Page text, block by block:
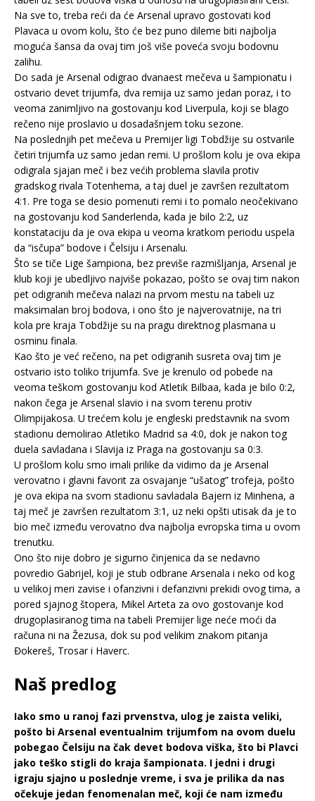
Na sve to, treba reći da će Arsenal upravo gostovati kod
Plavaca u ovom kolu, što će bez puno dileme biti najbolja
moguća šansa da ovaj tim još više poveća svoju bodovnu
zalihu.
Do sada je Arsenal odigrao dvanaest mečeva u šampionatu i
ostvario devet trijumfa, dva remija uz samo jedan poraz, i to
veoma zanimljivo na gostovanju kod Liverpula, koji se blago
rečeno nije proslavio u dosadašnjem toku sezone.
Na poslednjih pet mečeva u Premijer ligi Tobdžije su ostvarile
četiri trijumfa uz samo jedan remi. U prošlom kolu je ova ekipa
odigrala sjajan meč i bez većih problema slavila protiv
gradskog rivala Totenhema, a taj duel je završen rezultatom
4:1. Pre toga se desio pomenuti remi i to pomalo neočekivano
na gostovanju kod Sanderlenda, kada je bilo 2:2, uz
konstataciju da je ova ekipa u veoma kratkom periodu uspela
da “isčupa” bodove i Čelsiju i Arsenalu.
Što se tiče Lige šampiona, bez previše razmišljanja, Arsenal je
klub koji je ubedljivo najviše pokazao, pošto se ovaj tim nakon
pet odigranih mečeva nalazi na prvom mestu na tabeli uz
maksimalan broj bodova, i ono što je najverovatnije, na tri
kola pre kraja Tobdžije su na pragu direktnog plasmana u
osminu finala.
Kao što je već rečeno, na pet odigranih susreta ovaj tim je
ostvario isto toliko trijumfa. Sve je krenulo od pobede na
veoma teškom gostovanju kod Atletik Bilbaa, kada je bilo 0:2,
nakon čega je Arsenal slavio i na svom terenu protiv
Olimpijakosa. U trećem kolu je engleski predstavnik na svom
stadionu demolirao Atletiko Madrid sa 4:0, dok je nakon tog
duela savladana i Slavija iz Praga na gostovanju sa 0:3.
U prošlom kolu smo imali prilike da vidimo da je Arsenal
verovatno i glavni favorit za osvajanje “ušatog” trofeja, pošto
je ova ekipa na svom stadionu savladala Bajern iz Minhena, a
taj meč je završen rezultatom 3:1, uz neki opšti utisak da je to
bio meč između verovatno dva najbolja evropska tima u ovom
trenutku.
Ono što nije dobro je sigurno činjenica da se nedavno
povredio Gabrijel, koji je stub odbrane Arsenala i neko od kog
u velikoj meri zavise i ofanzivni i defanzivni prekidi ovog tima, a
pored sjajnog štopera, Mikel Arteta za ovo gostovanje kod
drugoplasiranog tima na tabeli Premijer lige neće moći da
računa ni na Žezusa, dok su pod velikim znakom pitanja
Đokereš, Trosar i Haverc.
Naš predlog
Iako smo u ranoj fazi prvenstva, ulog je zaista veliki,
pošto bi Arsenal eventualnim trijumfom na ovom duelu
pobegao Čelsiju na čak devet bodova viška, što bi Plavci
jako teško stigli do kraja šampionata. I jedni i drugi
igraju sjajno u poslednje vreme, i sva je prilika da nas
očekuje jedan fenomenalan meč, koji će nam između